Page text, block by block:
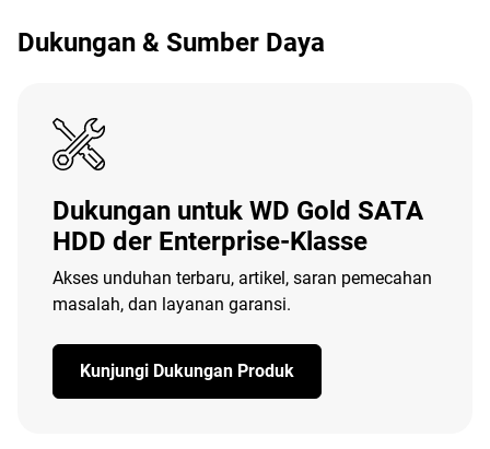
Dukungan & Sumber Daya
Dukungan untuk WD Gold SATA
HDD der Enterprise-Klasse
Akses unduhan terbaru, artikel, saran pemecahan
masalah, dan layanan garansi.
Kunjungi Dukungan Produk